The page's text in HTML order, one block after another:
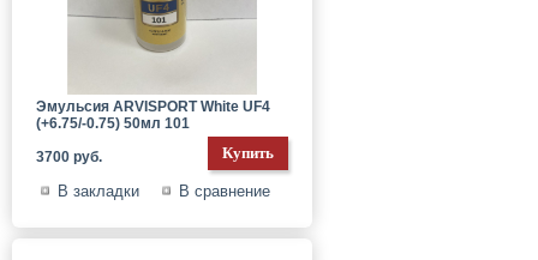
Эмульсия ARVISPORT White UF4
(+6.75/-0.75) 50мл 101
3700 руб.
В закладки В сравнение